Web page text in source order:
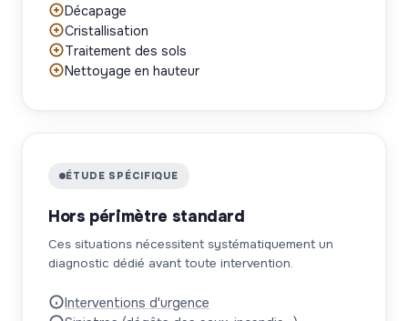
Décapage
Cristallisation
Traitement des sols
Nettoyage en hauteur
ÉTUDE SPÉCIFIQUE
Hors périmètre standard
Ces situations nécessitent systématiquement un
diagnostic dédié avant toute intervention.
Interventions d'urgence